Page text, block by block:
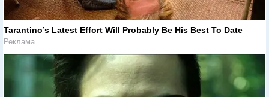
Tarantino’s Latest Effort Will Probably Be His Best To Date
Реклама